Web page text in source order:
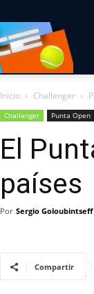
con
Inicio Challenger
Challenger Punta Open
El
países
Por Sergio Goloubintseff
Compartir